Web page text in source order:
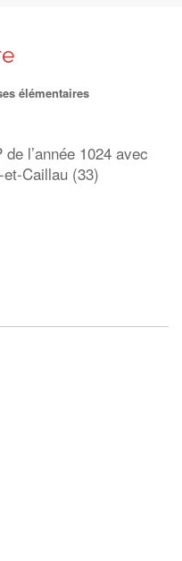
élémentaires
l’année 1024 avec
Caillau (33)